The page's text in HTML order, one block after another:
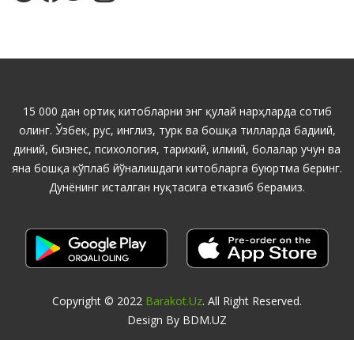
15 000 дан ортиқ китобларни энг қулай нарҳларда сотиб
олинг. Ўзбек, рус, инглиз, турк ва бошқа тилларда бадиий,
диний, бизнес, психология, тарихий, илмий, болалар учун ва
яна бошқа кўплаб йўналишдаги китобларга буюртма беринг.
Дунёнинг исталган нуқтасига етказиб берамиз.
Copyright © 2022 Barakot.uz. All Right Reserved.
Design By BDM.UZ